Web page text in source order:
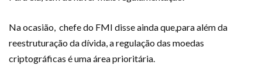
Na ocasião, chefe do FMI disse ainda que,para além da
reestruturação da dívida, a regulação das moedas
criptográficas é uma área prioritária.